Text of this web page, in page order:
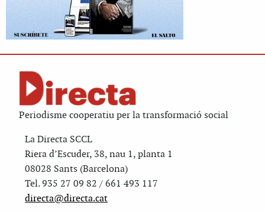
Periodisme cooperatiu per la transformació social
La Directa SCCL
Riera d’Escuder, 38, nau 1, planta 1
08028 Sants (Barcelona)
Tel. 935 27 09 82 / 661 493 117
directa@directa.cat